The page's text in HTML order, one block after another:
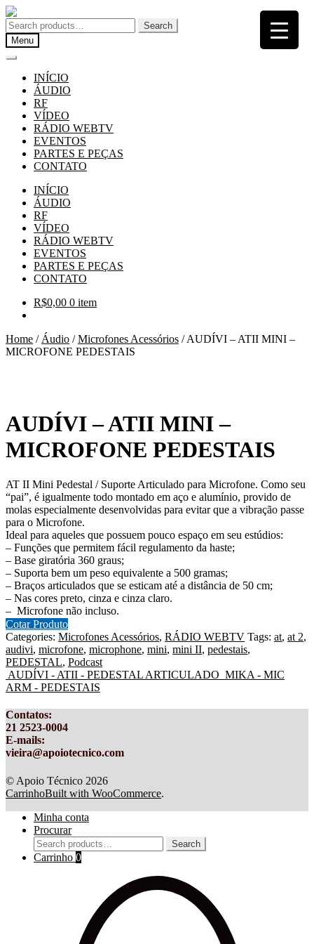
Pular
para
navegação
Pular
para
o
conteúdo
Search
for:
Search
Menu
INÍCIO
ÁUDIO
RF
VÍDEO
RÁDIO WEBTV
EVENTOS
PARTES E PEÇAS
CONTATO
INÍCIO
ÁUDIO
RF
VÍDEO
RÁDIO WEBTV
EVENTOS
PARTES E PEÇAS
CONTATO
R$0,00 0 item
Home / Áudio /Microfones Acessórios /AUDÍVI – ATII MINI –
MICROFONE PEDESTAIS
AUDÍVI – ATII MINI –
MICROFONE PEDESTAIS
AT II Mini Pedestal / Suporte Articulado para Microfone. Como seu
“pai”, é igualmente todo montado em aço e alumínio, provido de
molas especialmente desenvolvidas para evitar que a vibração passe
para o Microfone.
Ideal para aqueles que possuem pouco espaço em seu estúdios:
– Funções que permitem fácil regulamento da haste;
– Base giratória 360 graus;
– Suporta bem um peso equivalente a 500 gramas;
– Braços articulados que se esticam até a distância de 50 cm;
– Nas cores preto, cinza e cinza claro.
– Microfone não incluso.
Cotar Produto
Categories: Microfones Acessórios, RÁDIO WEBTV Tags: at, at 2,
audivi, microfone, microphone, mini, mini II, pedestais,
PEDESTAL, Podcast
AUDÍVI - ATII - PEDESTAL ARTICULADO MIKA - MIC
ARM - PEDESTAIS
Contatos:
21 2523-0004
E-mails:
vieira@apoiotecnico.com
© Apoio Técnico 2026
CarrinhoBuilt with WooCommerce.
Minha conta
Procurar
Search
for:
Search
Carrinho 0